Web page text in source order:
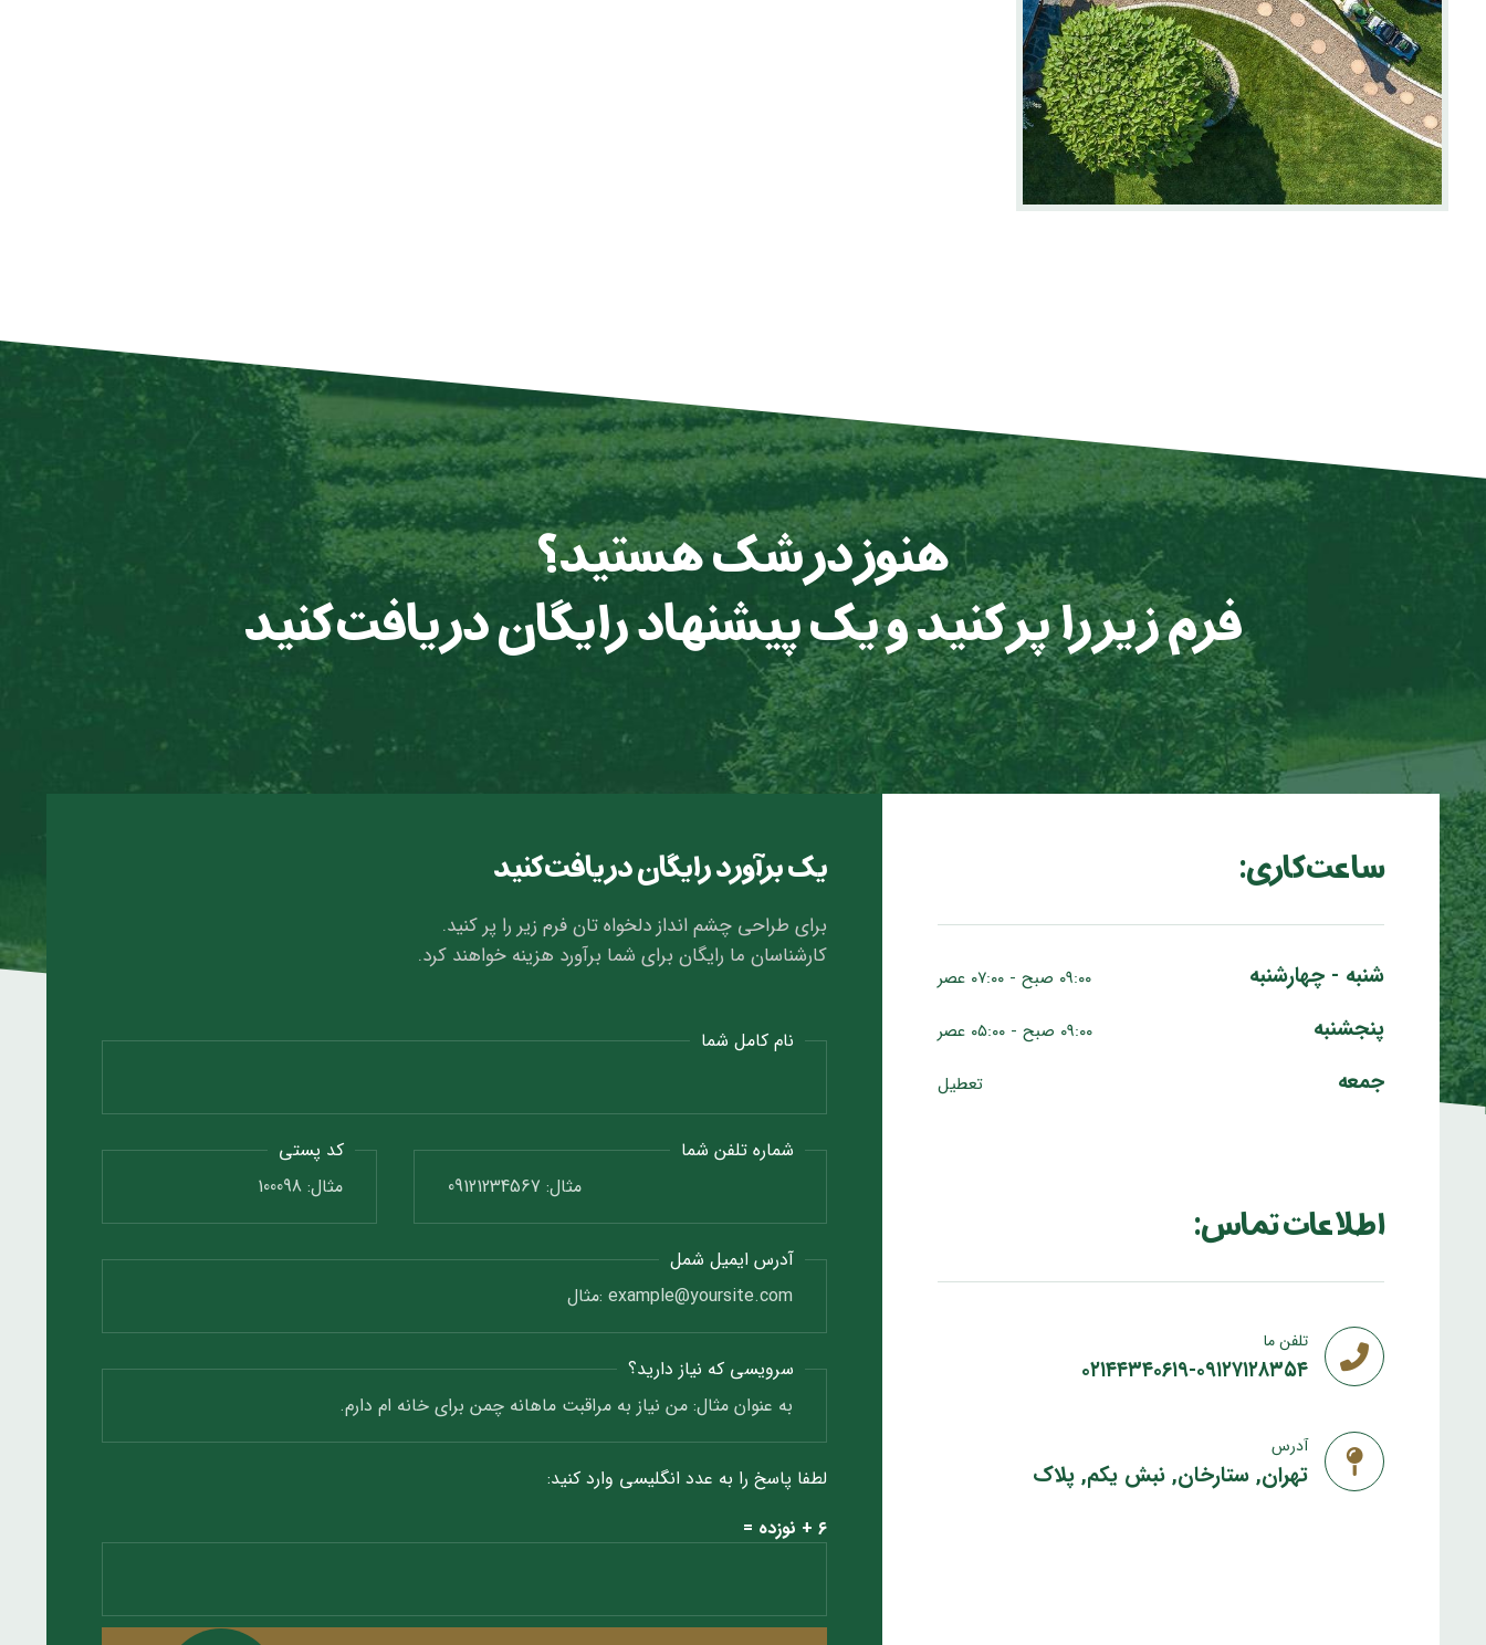
هنوز در شک هستید؟
فرم زیر را پر کنید و یک پیشنهاد رایگان دریافت کنید
ساعت کاری:
شنبه - چهارشنبه ۰۹:۰۰ صبح - ۰۷:۰۰ عصر
پنجشنبه ۰۹:۰۰ صبح - ۰۵:۰۰ عصر
جمعه تعطیل
اطلاعات تماس:
تلفن ما
۰۲۱۴۴۳۴۰۶۱۹-۰۹۱۲۷۱۲۸۳۵۴
آدرس
تهران, ستارخان, نبش یکم, پلاک
یک برآورد رایگان دریافت کنید
برای طراحی چشم انداز دلخواه تان فرم زیر را پر کنید.
کارشناسان ما رایگان برای شما برآورد هزینه خواهند کرد.
نام کامل شما
شماره تلفن شما کد پستی
آدرس ایمیل شمل
سرویسی که نیاز دارید؟
لطفا پاسخ را به عدد انگلیسی وارد کنید:
۶ + نوزده =